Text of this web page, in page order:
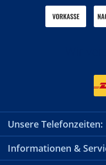
Unsere Telefonzeiten:
Informationen &